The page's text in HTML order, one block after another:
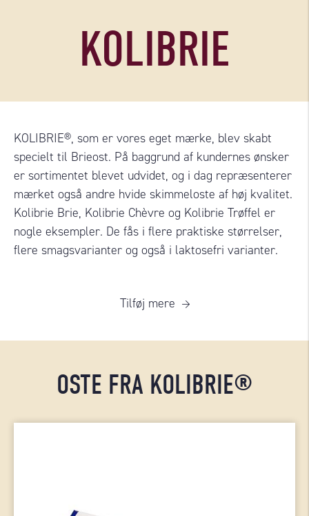
KOLIBRIE
KOLIBRIE®, som er vores eget mærke, blev skabt
specielt til Brieost. På baggrund af kundernes ønsker
er sortimentet blevet udvidet, og i dag repræsenterer
mærket også andre hvide skimmeloste af høj kvalitet.
Kolibrie Brie, Kolibrie Chèvre og Kolibrie Trøffel er
nogle eksempler. De fås i flere praktiske størrelser,
flere smagsvarianter og også i laktosefri varianter.
Tilføj mere
OSTE FRA KOLIBRIE®